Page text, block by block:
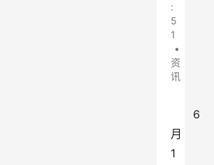
:
5
1
•
资
讯
6
月
1